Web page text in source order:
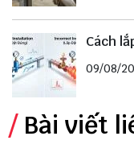
Cách
09/08/
Bài viết